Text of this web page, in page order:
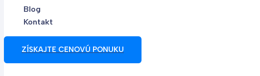
Blog
Kontakt
ZÍSKAJTE CENOVÚ PONUKU